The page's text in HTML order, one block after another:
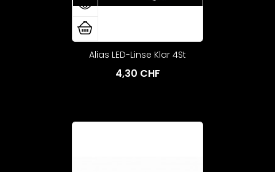
Alias LED-Linse Klar 4St
4,30 CHF